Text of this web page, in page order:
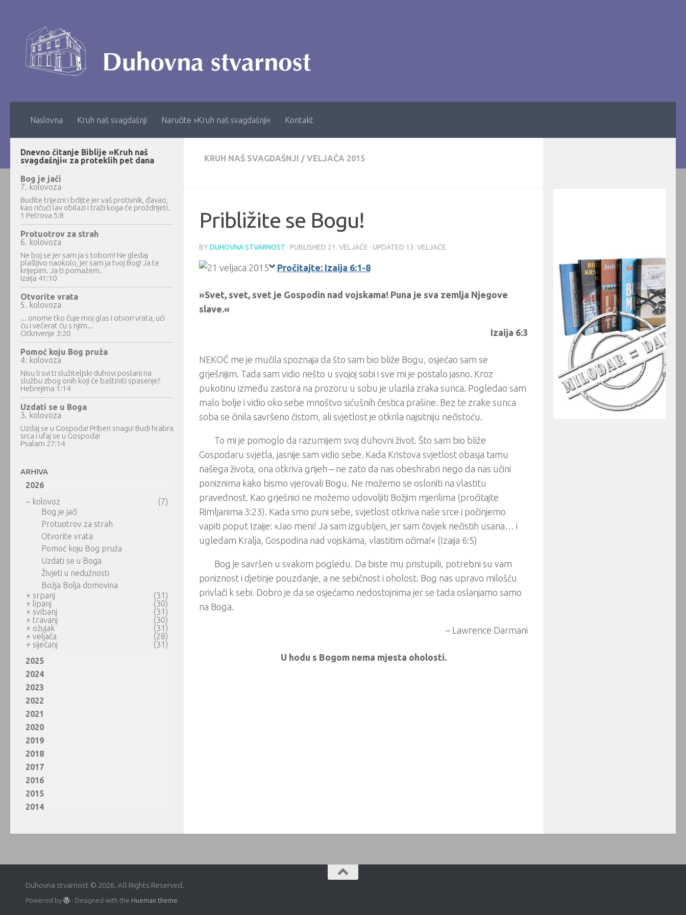
Naslovna Kruh naš svagdašnji Naručite »Kruh naš svagdašnji« Kontakt
KRUH NAŠ SVAGDAŠNJI / VELJAČA 2015
Približite se Bogu!
BY DUHOVNA STVARNOST · PUBLISHED 21. VELJAČE · UPDATED 13. VELJAČE
Pročitajte: Izaija 6:1-8
»Svet, svet, svet je Gospodin nad vojskama! Puna je sva zemlja Njegove
slave.«
Izaija 6:3
NEKOĆ me je mučila spoznaja da što sam bio bliže Bogu, osjećao sam se
grješnijim. Tada sam vidio nešto u svojoj sobi i sve mi je postalo jasno. Kroz
pukotinu između zastora na prozoru u sobu je ulazila zraka sunca. Pogledao sam
malo bolje i vidio oko sebe mnoštvo sićušnih čestica prašine. Bez te zrake sunca
soba se činila savršeno čistom, ali svjetlost je otkrila najsitniju nečistoću.
To mi je pomoglo da razumijem svoj duhovni život. Što sam bio bliže
Gospodaru svjetla, jasnije sam vidio sebe. Kada Kristova svjetlost obasja tamu
našega života, ona otkriva grijeh – ne zato da nas obeshrabri nego da nas učini
poniznima kako bismo vjerovali Bogu. Ne možemo se osloniti na vlastitu
pravednost. Kao grješnici ne možemo udovoljiti Božjim mjerilima (pročitajte
Rimljanima 3:23). Kada smo puni sebe, svjetlost otkriva naše srce i počinjemo
vapiti poput Izaije: »Jao meni! Ja sam izgubljen, jer sam čovjek nečistih usana… i
ugledam Kralja, Gospodina nad vojskama, vlastitim očima!« (Izaija 6:5)
Bog je savršen u svakom pogledu. Da biste mu pristupili, potrebni su vam
poniznost i djetinje pouzdanje, a ne sebičnost i oholost. Bog nas upravo milošću
privlači k sebi. Dobro je da se osjećamo nedostojnima jer se tada oslanjamo samo
na Boga.
– Lawrence Darmani
U hodu s Bogom nema mjesta oholosti.
Dnevno čitanje Biblije »Kruh naš
svagdašnji« za proteklih pet dana
Bog je jači
7. kolovoza
Budite trijezni i bdijte jer vaš protivnik, đavao,
kao ričući lav obilazi i traži koga će proždrijeti.
1 Petrova 5:8
Protuotrov za strah
6. kolovoza
Ne boj se jer sam ja s tobom! Ne gledaj
plašljivo naokolo, jer sam ja tvoj Bog! Ja te
krijepim. Ja ti pomažem.
Izaija 41:10
Otvorite vrata
5. kolovoza
... onome tko čuje moj glas i otvori vrata, ući
ću i večerat ću s njim...
Otkrivenje 3:20
Pomoć koju Bog pruža
4. kolovoza
Nisu li svi ti služiteljski duhovi poslani na
službu zbog onih koji će baštiniti spasenje?
Hebrejima 1:14
Uzdati se u Boga
3. kolovoza
Uzdaj se u Gospoda! Priberi snagu! Budi hrabra
srca i ufaj se u Gospoda!
Psalam 27:14
ARHIVA
2026
– kolovoz
(7)
Bog je jači
Protuotrov za strah
Otvorite vrata
Pomoć koju Bog pruža
Uzdati se u Boga
Živjeti u nedužnosti
Božja Bolja domovina
+ srpanj
(31)
+ lipanj
(30)
+ svibanj
(31)
+ travanj
(30)
+ ožujak
(31)
+ veljača
(28)
+ siječanj
(31)
2025
2024
2023
2022
2021
2020
2019
2018
2017
2016
2015
2014
Duhovna stvarnost © 2026. All Rights Reserved.
Powered by - Designed with the Hueman theme